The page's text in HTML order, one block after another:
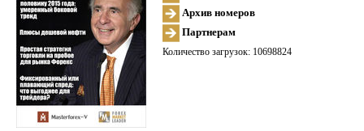
Архив номеров
Партнерам
Количество загрузок: 10698824